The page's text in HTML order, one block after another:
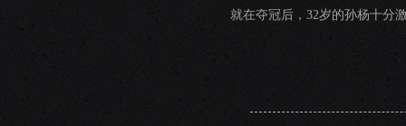
就在夺冠后，32岁的孙杨十分